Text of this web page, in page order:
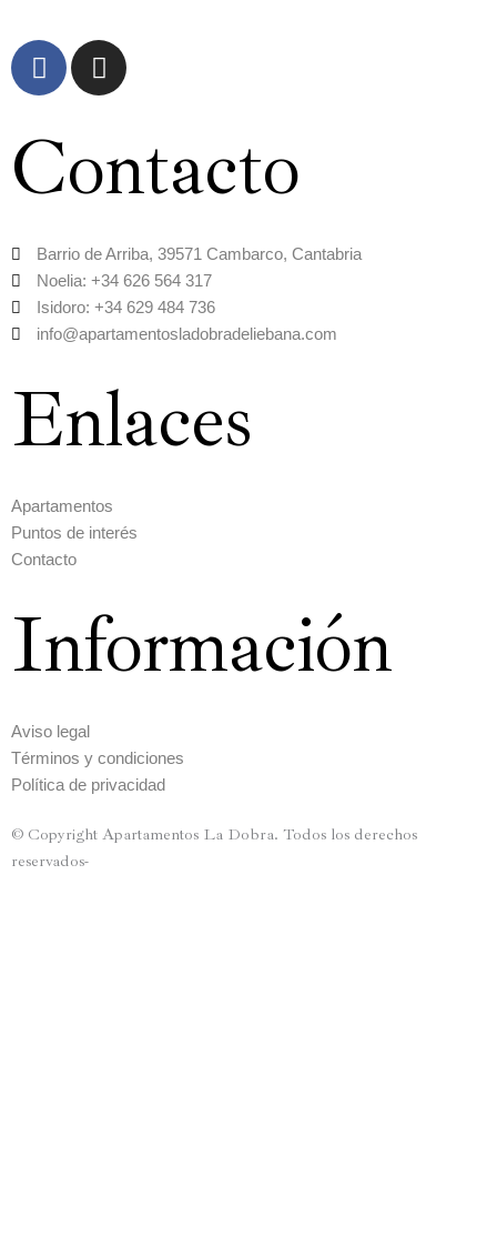
F
a
c
e
o
k
I
n
s
a
g
a
m
Contacto
Barrio de Arriba, 39571 Cambarco, Cantabria
Noelia: +34 626 564 317
Isidoro: +34 629 484 736
info@apartamentosladobradeliebana.com
Enlaces
Apartamentos
Puntos de interés
Contacto
Información
Aviso legal
Términos y condiciones
Política de privacidad
© Copyright Apartamentos La Dobra. Todos los derechos
reservados-